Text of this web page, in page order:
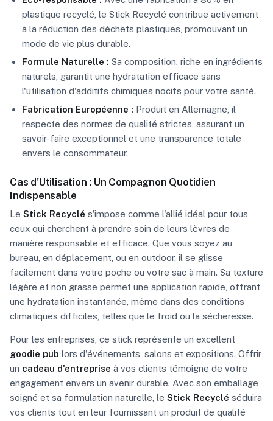
plastique recyclé, le Stick Recyclé contribue activement
à la réduction des déchets plastiques, promouvant un
mode de vie plus durable.
Formule Naturelle : Sa composition, riche en ingrédients
naturels, garantit une hydratation efficace sans
l'utilisation d'additifs chimiques nocifs pour votre santé.
Fabrication Européenne : Produit en Allemagne, il
respecte des normes de qualité strictes, assurant un
savoir-faire exceptionnel et une transparence totale
envers le consommateur.
Cas d'Utilisation : Un Compagnon Quotidien
Indispensable
Le Stick Recyclé s'impose comme l'allié idéal pour tous
ceux qui cherchent à prendre soin de leurs lèvres de
manière responsable et efficace. Que vous soyez au
bureau, en déplacement, ou en outdoor, il se glisse
facilement dans votre poche ou votre sac à main. Sa texture
légère et non grasse permet une application rapide, offrant
une hydratation instantanée, même dans des conditions
climatiques difficiles, telles que le froid ou la sécheresse.
Pour les entreprises, ce stick représente un excellent
goodie pub lors d'événements, salons et expositions. Offrir
un cadeau d'entreprise à vos clients témoigne de votre
engagement envers un avenir durable. Avec son emballage
soigné et sa formulation naturelle, le Stick Recyclé séduira
vos clients tout en leur fournissant un produit de qualité